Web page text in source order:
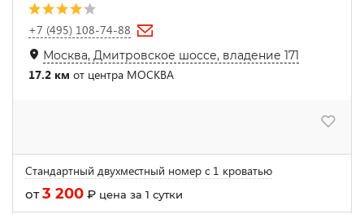
+7 (495) 108-74-88
Москва, Дмитровское шоссе, владение 171
17.2 км от центра МОСКВА
Стандартный двухместный номер с 1 кроватью
от3 200 ₽ цена за 1 сутки